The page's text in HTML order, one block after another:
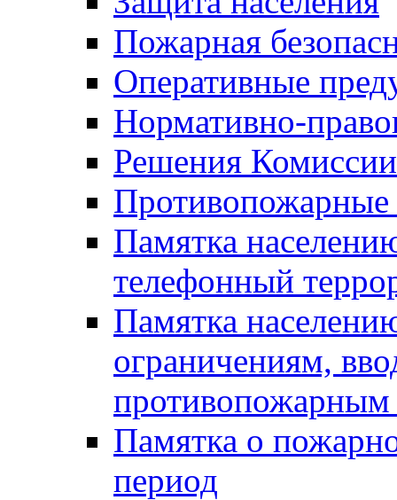
Пожарная
Оперативные
Нормативно-
Решения
Противопожарные
Памятка
телефонный
Памятка
ограничениям,
Памятка о
период